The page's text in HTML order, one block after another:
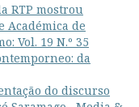
RTP mostrou
Académica de
Vol. 19 N.º 35
da
do discurso